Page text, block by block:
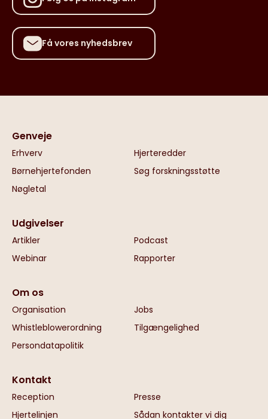
Få vores nyhedsbrev
Genveje
Erhverv
Hjerteredder
Børnehjertefonden
Søg forskningsstøtte
Nøgletal
Udgivelser
Artikler
Podcast
Webinar
Rapporter
Om os
Organisation
Jobs
Whistleblowerordning
Tilgængelighed
Persondatapolitik
Kontakt
Reception
Presse
Hjertelinjen
Sådan kontakter vi dig